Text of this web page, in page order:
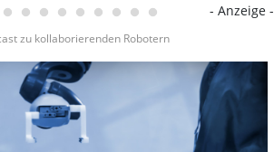
- Anzeige -
zu kollaborierenden Robotern